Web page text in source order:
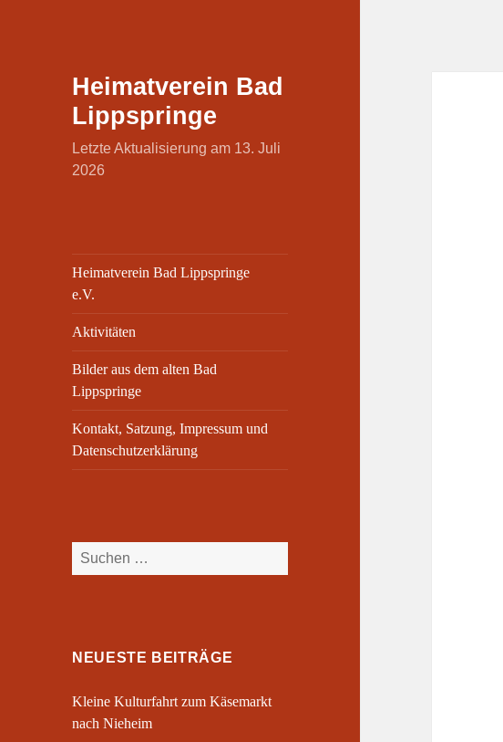
Heimatverein Bad
Lippspringe
Letzte Aktualisierung am 13. Juli
2026
Heimatverein Bad Lippspringe
e.V.
Aktivitäten
Bilder aus dem alten Bad
Lippspringe
Kontakt, Satzung, Impressum und
Datenschutzerklärung
Suchen
nach:
NEUESTE BEITRÄGE
Kleine Kulturfahrt zum Käsemarkt
nach Nieheim